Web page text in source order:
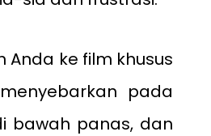
Anda ke film khusus
pada
bawah panas, dan